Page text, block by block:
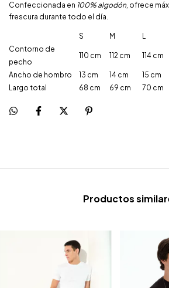
Confeccionada en 100% algodón, ofrece
frescura durante todo el día.
S M L
Contorno de
pecho
110 cm 112 cm 114 cm
Ancho de hombro 13 cm 14 cm 15 cm
Largo total
68 cm 69 cm 70 cm
Productos